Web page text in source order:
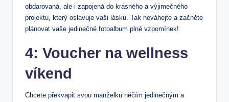
obdarovaná, ale i zapojená ​do krásného a výjimečného
projektu, ⁤který oslavuje⁤ vaši⁣ lásku.​ Tak neváhejte a začněte
plánovat vaše jedinečné fotoalbum plné vzpomínek!
4: Voucher na wellness
víkend
Chcete překvapit svou manželku něčím jedinečným a